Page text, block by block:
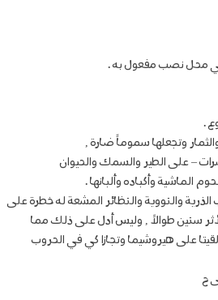
محل نصب مفعول به .
.
وتجعلها سموماً ضارة ,
– على الطير والسمك والحيوان
الماشية وأكباده وألبانها .
الذرية والنووية والنظائر المشعة له خطرة على
سنين طوالاً , وليس أدل على ذلك مما
ألقيتا على هيروشيما وتجازا كي في الحروب
ح